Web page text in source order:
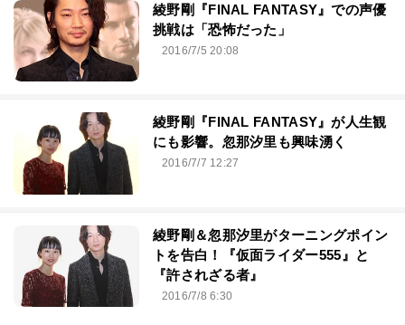
綾野剛『FINAL FANTASY』での声優
挑戦は「恐怖だった」
2016/7/5 20:08
綾野剛『FINAL FANTASY』が人生観
にも影響。忽那汐里も興味湧く
2016/7/7 12:27
綾野剛＆忽那汐里がターニングポイン
トを告白！『仮面ライダー555』と
『許されざる者』
2016/7/8 6:30